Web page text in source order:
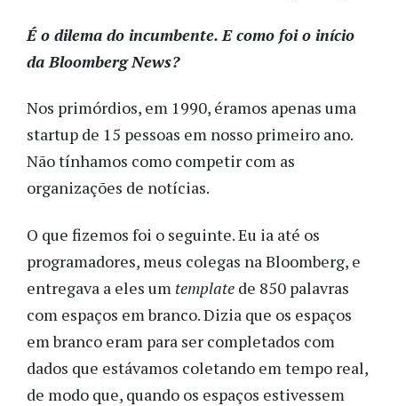
É o dilema do incumbente. E como foi o início
da Bloomberg News?
Nos primórdios, em 1990, éramos apenas uma
startup de 15 pessoas em nosso primeiro ano.
Não tínhamos como competir com as
organizações de notícias.
O que fizemos foi o seguinte. Eu ia até os
programadores, meus colegas na Bloomberg, e
entregava a eles um template de 850 palavras
com espaços em branco. Dizia que os espaços
em branco eram para ser completados com
dados que estávamos coletando em tempo real,
de modo que, quando os espaços estivessem